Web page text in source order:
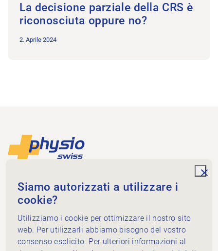
La decisione parziale della CRS è
riconosciuta oppure no?
2. Aprile 2024
Piè di pagina
Physioswiss
Dammweg 3
3013 Bern
+41 58 255 36 00
info@physioswiss.ch
Media sociali
Siamo autorizzati a utilizzare i
cookie?
Utilizziamo i cookie per ottimizzare il nostro sito
web. Per utilizzarli abbiamo bisogno del vostro
consenso esplicito. Per ulteriori informazioni al